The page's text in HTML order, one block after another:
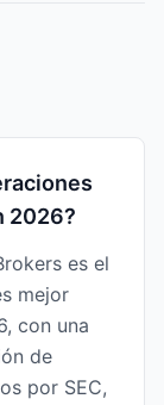
2026?
es el
mejor
con una
de
por SEC,